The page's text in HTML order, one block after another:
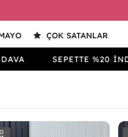
ÇOK SATANLAR
SEPETTE %20 İNDİRİM!